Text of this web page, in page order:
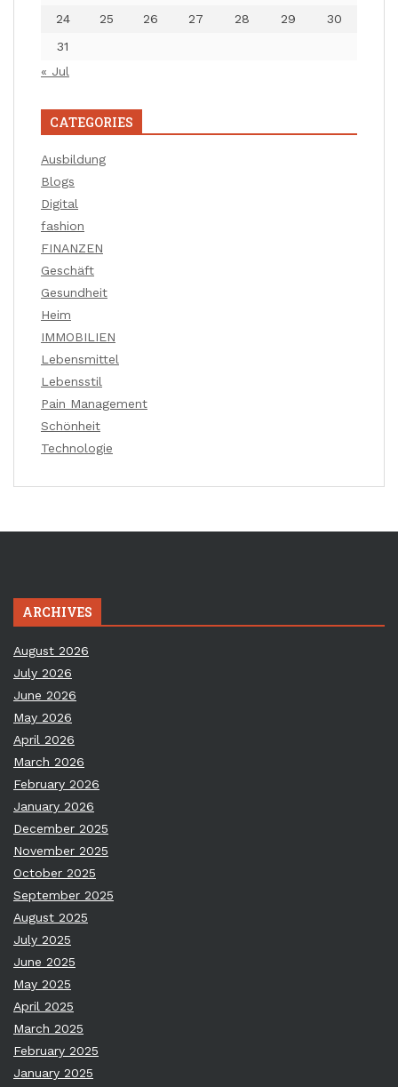
24
25 26 27 28 29
30
31
« Jul
CATEGORIES
Ausbildung
Blogs
Digital
fashion
FINANZEN
Geschäft
Gesundheit
Heim
IMMOBILIEN
Lebensmittel
Lebensstil
Pain Management
Schönheit
Technologie
ARCHIVES
August 2026
July 2026
June 2026
May 2026
April 2026
March 2026
February 2026
January 2026
December 2025
November 2025
October 2025
September 2025
August 2025
July 2025
June 2025
May 2025
April 2025
March 2025
February 2025
January 2025